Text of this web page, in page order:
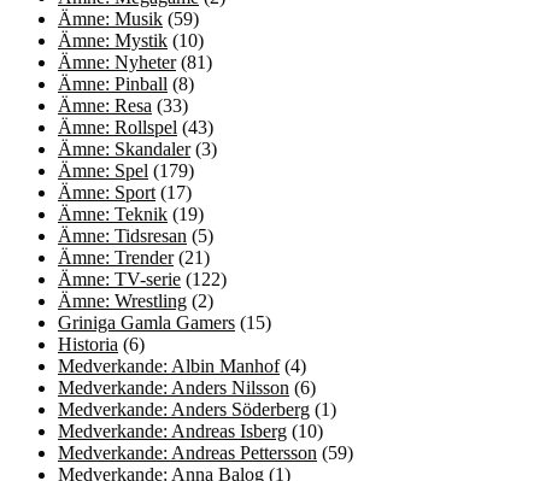
Ämne: Musik (59)
Ämne: Mystik (10)
Ämne: Nyheter(81)
Ämne: Pinball (8)
Ämne: Resa (33)
Ämne: Rollspel (43)
Ämne: Skandaler(3)
Ämne: Spel (179)
Ämne: Sport (17)
Ämne: Teknik (19)
Ämne: Tidsresan (5)
Ämne: Trender(21)
Ämne: TV-serie (122)
Ämne: Wrestling (2)
Griniga Gamla Gamers (15)
Historia (6)
Medverkande: Albin Manhof(4)
Medverkande: Anders Nilsson (6)
Medverkande: Anders Söderberg (1)
Medverkande: Andreas Isberg (10)
Medverkande: Andreas Pettersson (59)
Medverkande: Anna Balog (1)